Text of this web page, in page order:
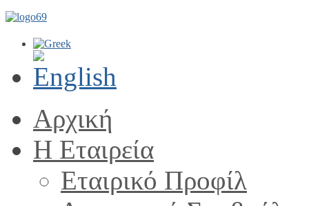
Αρχική
Η Εταιρεία
Εταιρικό Προφίλ